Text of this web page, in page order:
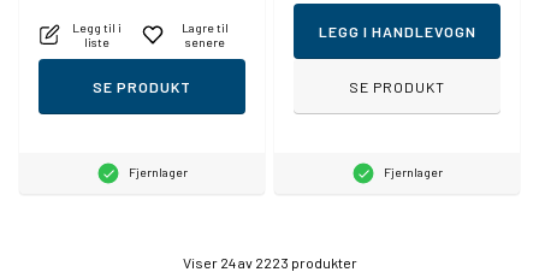
Legg til i
liste
Lagre til
senere
SE PRODUKT
Fjernlager
LEGG I HANDLEVOGN
SE PRODUKT
Fjernlager
Viser 24av 2223 produkter